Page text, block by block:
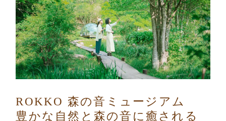
ROKKO 森の音ミュージアム
豊かな自然と森の音に癒される